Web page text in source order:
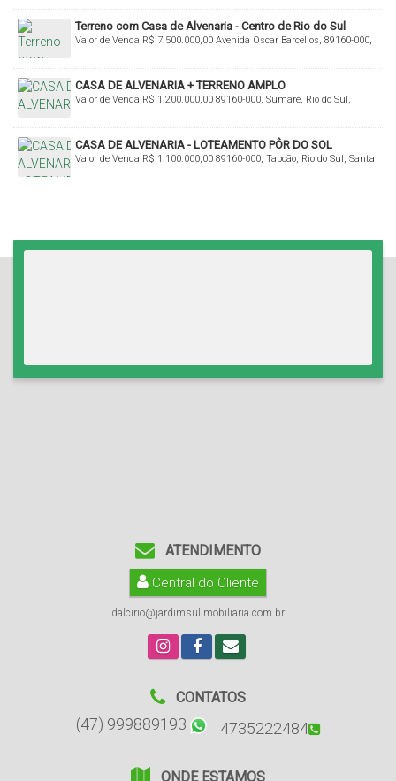
Terreno com Casa de Alvenaria - Centro de Rio do Sul
R$ 7.500.000,00
Valor de Venda
Avenida Oscar Barcellos, 89160-000,
CASA DE ALVENARIA + TERRENO AMPLO
R$ 1.200.000,00
Valor de Venda
89160-000, Sumaré, Rio do Sul,
CASA DE ALVENARIA - LOTEAMENTO PÔR DO SOL
R$ 1.100.000,00
Valor de Venda
89160-000, Taboão, Rio do Sul, Santa
ATENDIMENTO
Central do Cliente
dalcirio@jardimsulimobiliaria.com.br
CONTATOS
(47) 999889193 4735222484
ONDE ESTAMOS